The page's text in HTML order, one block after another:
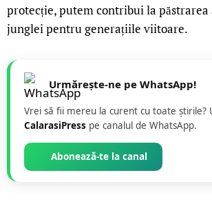
protecție, putem contribui la păstrarea
junglei pentru generațiile viitoare.
Urmărește-ne pe WhatsApp!
Vrei să fii mereu la curent cu toate știrile?
CalarasiPress pe canalul de WhatsApp.
Abonează-te la canal